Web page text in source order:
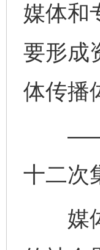
媒体和
要形成
体传播
十二次
媒体